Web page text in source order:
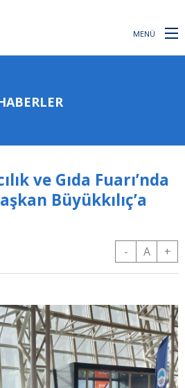
MENÜ
ve Gıda Fuarı’nda
Büyükkılıç’a
- A +